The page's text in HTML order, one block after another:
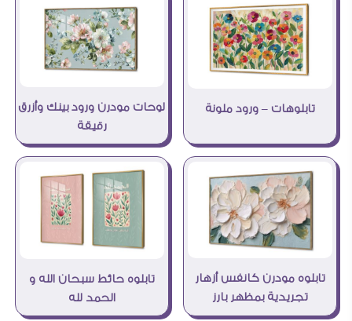
تابلوهات – ورود ملونة
لوحات مودرن ورود بينك وأزرق
رقيقة
تابلوه مودرن كانفس أزهار
تجريدية بمظهر بارز
تابلوه حائط سبحان الله و
الحمد لله